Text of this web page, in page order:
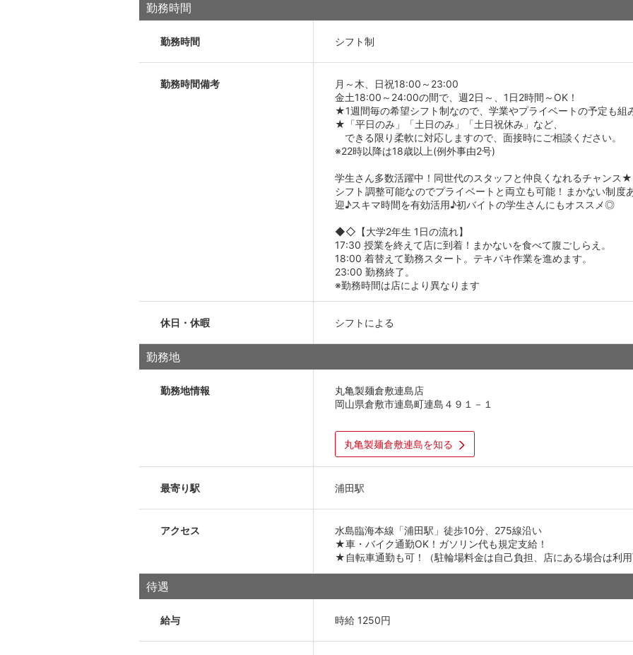
勤務時間
勤務時間 シフト制
勤務時間備考
月～木、日祝18:00～23:00
金土18:00～24:00の間で、週2日～、1日2時間～OK！
★1週間毎の希望シフト制なので、学業やプライベートの予定も組
★「平日のみ」「土日のみ」「土日祝休み」など、
できる限り柔軟に対応しますので、面接時にご相談ください。
※22時以降は18歳以上(例外事由2号)
学生さん多数活躍中！同世代のスタッフと仲良くなれるチャンス★
シフト調整可能なのでプライベートと両立も可能！まかない制
迎♪スキマ時間を有効活用♪初バイトの学生さんにもオススメ◎
◆◇【大学2年生 1日の流れ】
17:30 授業を終えて店に到着！まかないを食べて腹ごしらえ。
18:00 着替えて勤務スタート。テキパキ作業を進めます。
23:00 勤務終了。
※勤務時間は店により異なります
休日・休暇 シフトによる
勤務地
勤務地情報
丸亀製麺倉敷連島店
岡山県倉敷市連島町連島４９１－１
丸亀製麺倉敷連島を知る
最寄り駅 浦田駅
アクセス
水島臨海本線「浦田駅」徒歩10分、275線沿い
★車・バイク通勤OK！ガソリン代も規定支給！
★自転車通勤も可！（駐輪場料金は自己負担、店にある場合は利
待遇
給与 時給 1250円